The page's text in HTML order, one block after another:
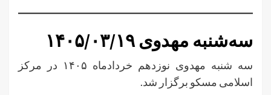
سه‌شنبه مهدوی ۱۴۰۵/۰۳/۱۹
سه شنبه مهدوی نوزدهم خردادماه ۱۴۰۵ در مرکز
اسلامی مسکو برگزار شد.